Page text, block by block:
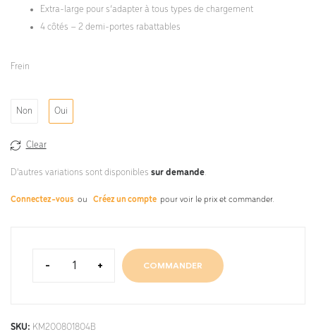
Extra-large pour s’adapter à tous types de chargement
4 côtés – 2 demi-portes rabattables
Frein
Non Oui
Clear
D'autres variations sont disponibles sur demande.
Connectez-vous ou Créez un compte pour voir le prix et commander.
- + COMMANDER
SKU: KM200801804B